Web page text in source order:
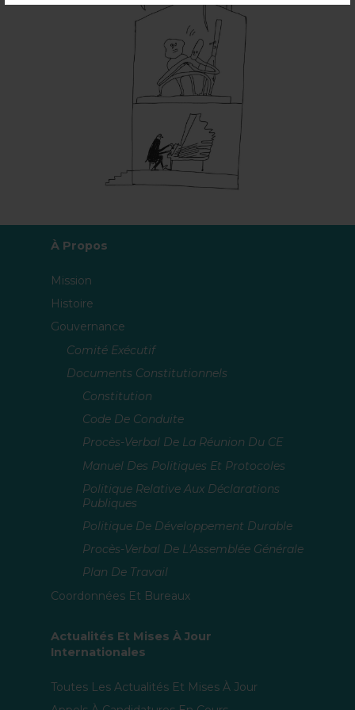
À Propos
Mission
Histoire
Gouvernance
Comité Exécutif
Documents Constitutionnels
Constitution
Code De Conduite
Procès-Verbal De La Réunion Du CE
Manuel Des Politiques Et Protocoles
Politique Relative Aux Déclarations
Publiques
Politique De Développement Durable
Procès-Verbal De L'Assemblée Générale
Plan De Travail
Coordonnées Et Bureaux
Actualités Et Mises À Jour
Internationales
Toutes Les Actualités Et Mises À Jour